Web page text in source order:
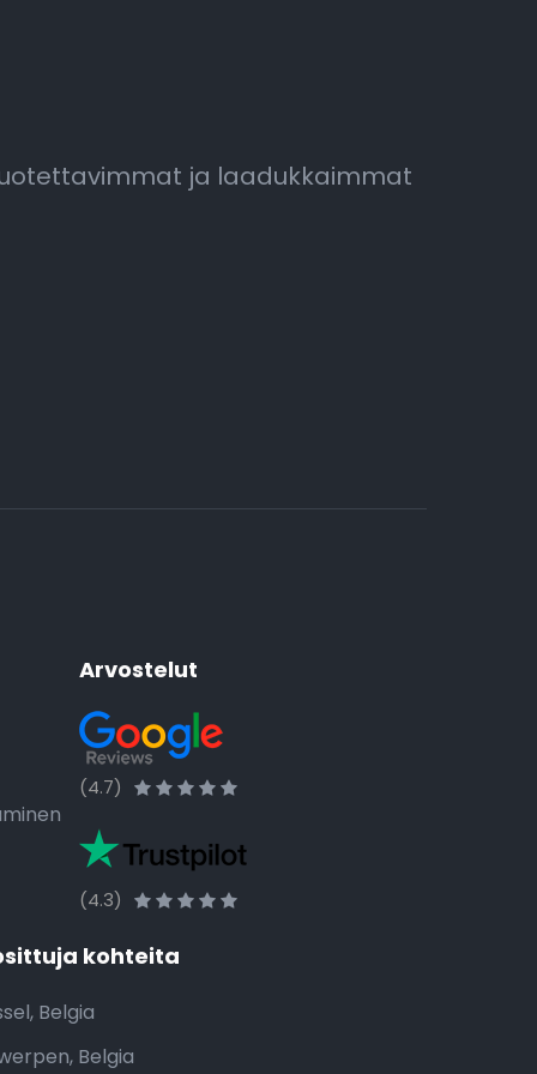
ja laadukkaimmat
Arvostelut
(4.7)
(4.3)
kohteita
Belgia
Belgia